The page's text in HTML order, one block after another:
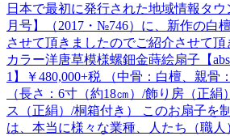
日本で最初に発行された地域情報タウ
月号】（2017・№746）に、新作の白
させて頂きましたのでご紹介させて
カラー洋唐草模様螺鈿金蒔絵扇子【
1】￥480,000+税 （中骨：白檀、親骨
（長さ：6寸（約18㎝）/飾り房（正
ス（正絹）/桐箱付き） このお扇子を
は、本当に様々な業種、人たち（職